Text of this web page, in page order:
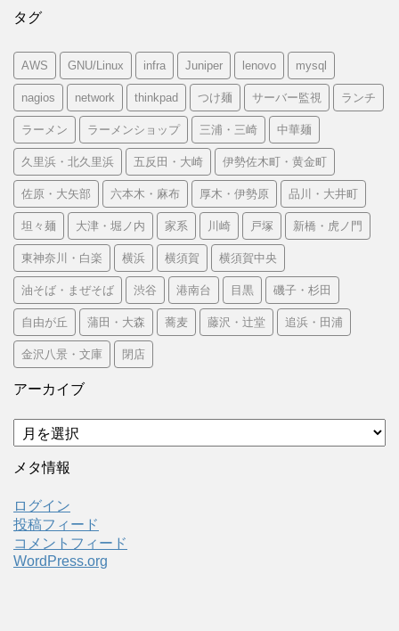
タグ
AWS GNU/Linux infra Juniper lenovo mysql
nagios network thinkpad つけ麺 サーバー監視 ランチ
ラーメン ラーメンショップ 三浦・三崎 中華麺
久里浜・北久里浜 五反田・大崎 伊勢佐木町・黄金町
佐原・大矢部 六本木・麻布 厚木・伊勢原 品川・大井町
坦々麺 大津・堀ノ内 家系 川崎 戸塚 新橋・虎ノ門
東神奈川・白楽 横浜 横須賀 横須賀中央
油そば・まぜそば 渋谷 港南台 目黒 磯子・杉田
自由が丘 蒲田・大森 蕎麦 藤沢・辻堂 追浜・田浦
金沢八景・文庫 閉店
アーカイブ
ア
ー
カ
ブ
メタ情報
ログイン
投稿フィード
コメントフィード
WordPress.org